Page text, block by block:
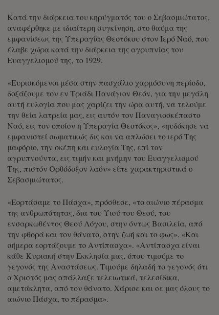
Κατά την διάρκεια του κηρύγματός του ο Σεβασμιώτατος,
αναφέρθηκε με ιδιαίτερη συγκίνηση, στο θαύμα της
εμφανίσεως της Υπεραγίας Θεοτόκου στον Ιερό Ναό, που
έλαβε χώρα κατά την διάρκεια της αγρυπνίας του
Ευαγγελισμού της, το 1929.
«Ευρισκόμενοι μέσα στην πασχάλιο χαρμόσυνη περίοδο,
δοξάζουμε τον εν Τριάδι Πανάγιον Θεόν, για την μεγάλη
αυτή ευλογία που μας χαρίζει την ώρα αυτή, να τελούμε
την θεία λατρεία μας, εις αυτόν τον Παναγιοσκέπαστο
Ναό, εις τον οποίον η Υπεραγία Θεοτόκος», «ηυδόκησε να
εμφανιστεί σωματικώς δις και να απλώσει το ιερό Της
μαφόριο, την σκέπη και ευλογία Της, επί τον
αγρυπνούντα, εις τιμήν και μνήμην του Ευαγγελισμού
Της, πιστόν Ορθόδοξον λαόν» είπε χαρακτηριστικά ο
Σεβασμιώτατος.
«Εορτάσαμε το Πάσχα», πρόσθεσε, «το αιώνιο πέρασμα
της ανθρωπότητας, δια του Υιού του Θεού, του
ενσαρκωθέντος Θεού Λόγου, στην όντως Βασιλεία, από
την φθορά και τον θάνατο, στην ζωή και το φως». «Και
σήμερα εορτάζουμε το Αντίπασχα». «Αντίπασχα είναι
κάθε Κυριακή στην Εκκλησία μας, όπου τιμούμε το
γεγονός της Αναστάσεως. Τιμούμε δηλαδή το γεγονός ότι
ο Χριστός μας απάλλαξε τελειωτικά, τελεσίδικα,
αμετάκλητα, από τον θάνατο. Χάρισε και σε μας όλους το
αιώνιο Πάσχα, το πέρασμα».